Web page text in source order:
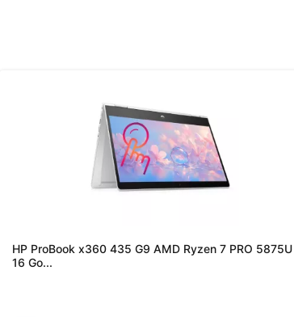
HP ProBook x360 435 G9 AMD Ryzen 7 PRO 5875U |
16 Go...